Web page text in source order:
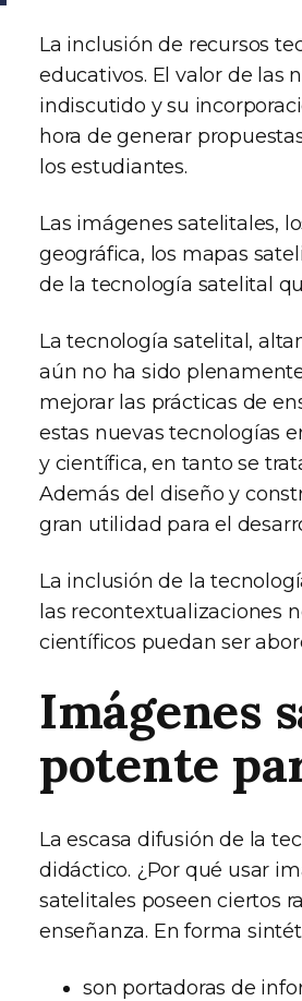
La inclusión de recursos
educativos. El valor de las
indiscutido y su
hora de generar
los estudiantes.
Las imágenes satelitales,
geográfica, los mapas
de la tecnología satelital
La tecnología satelital,
aún no ha sido
mejorar las prácticas de
estas nuevas tecnologías
y científica, en tanto se
Además del diseño y
gran utilidad para el
La inclusión de la
las recontextualizaciones
científicos puedan ser
Imágenes
potente
La escasa difusión de la
didáctico. ¿Por qué usar
satelitales poseen ciertos
enseñanza. En forma
son portadoras de